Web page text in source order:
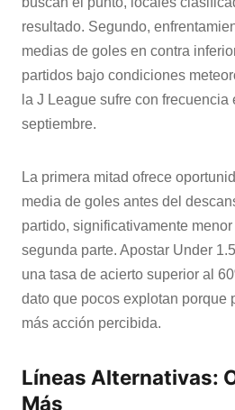
resultado. Segundo,
medias de goles en contra
partidos bajo condiciones
la J League sufre con frecuencia
septiembre.
La primera mitad ofrece
media de goles antes del
partido, significativamente
segunda parte. Apostar Under
una tasa de acierto superior al
dato que pocos explotan porque
más acción percibida.
Líneas Alternativas:
Más